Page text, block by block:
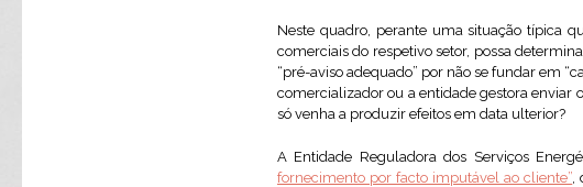
Neste quadro, perante uma situação típica
comerciais do respetivo setor, possa
“pré-aviso adequado” por não se fundar em
comercializador ou a entidade gestora enviar
só venha a produzir efeitos em data ulterior?
A Entidade Reguladora dos Serviços
fornecimento por facto imputável ao cliente”,